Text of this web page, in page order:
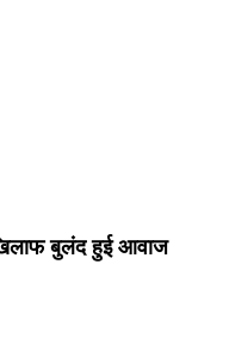
बुलंद हुई आवाज